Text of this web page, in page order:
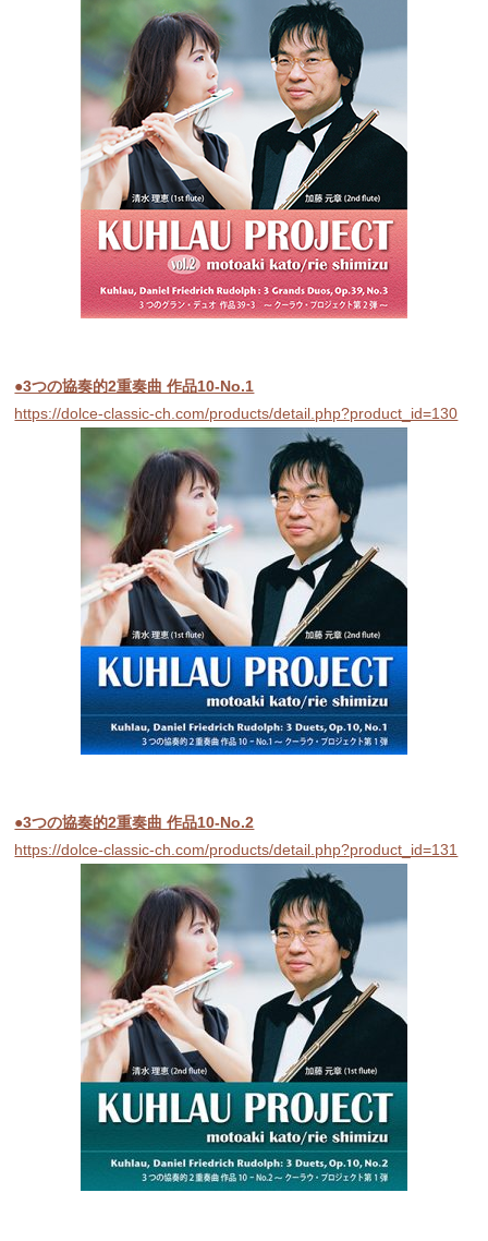
●3つの協奏的2重奏曲 作品10-No.1
https://dolce-classic-ch.com/products/detail.php?product_id=130
●3つの協奏的2重奏曲 作品10-No.2
https://dolce-classic-ch.com/products/detail.php?product_id=131